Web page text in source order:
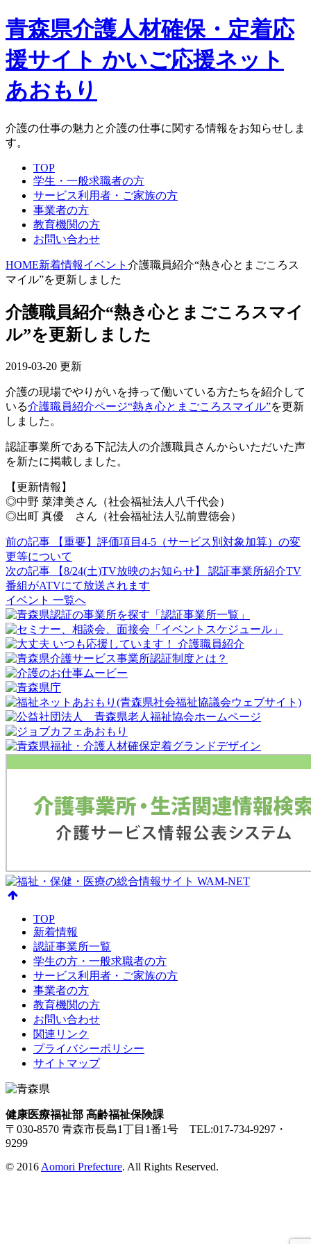
青森県介護人材確保・定着応
援サイト かいご応援ネット
あおもり
介護の仕事の魅力と介護の仕事に関する情報をお知らせしま
す。
TOP
学生・一般求職者の方
サービス利用者・ご家族の方
事業者の方
教育機関の方
お問い合わせ
HOME新着情報イベント 介護職員紹介“熱き心とまごころス
マイル”を更新しました
介護職員紹介“熱き心とまごころスマイ
ル”を更新しました
2019-03-20 更新
介護の現場でやりがいを持って働いている方たちを紹介して
いる介護職員紹介ページ“熱き心とまごころスマイル”を更新
しました。
認証事業所である下記法人の介護職員さんからいただいた声
を新たに掲載しました。
【更新情報】
◎中野 菜津美さん（社会福祉法人八千代会）
◎出町 真優 さん（社会福祉法人弘前豊徳会）
前の記事 【重要】評価項目4-5（サービス別対象加算）の変
更等について
次の記事 【8/24(土)TV放映のお知らせ】 認証事業所紹介TV
番組がATVにて放送されます
イベント 一覧へ
TOP
新着情報
認証事業所一覧
学生の方・一般求職者の方
サービス利用者・ご家族の方
事業者の方
教育機関の方
お問い合わせ
関連リンク
プライバシーポリシー
サイトマップ
健康医療福祉部 高齢福祉保険課
〒030-8570 青森市長島1丁目1番1号 TEL:017-734-9297・
9299
© 2016 Aomori Prefecture. All Rights Reserved.